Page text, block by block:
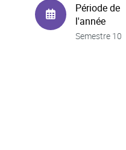
Période de
l'année
Semestre 10